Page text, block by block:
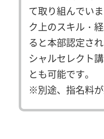
て取り組んでい
ク上のスキル・
ると本部認定さ
シャルセレクト
とも可能です。
※別途、指名料が